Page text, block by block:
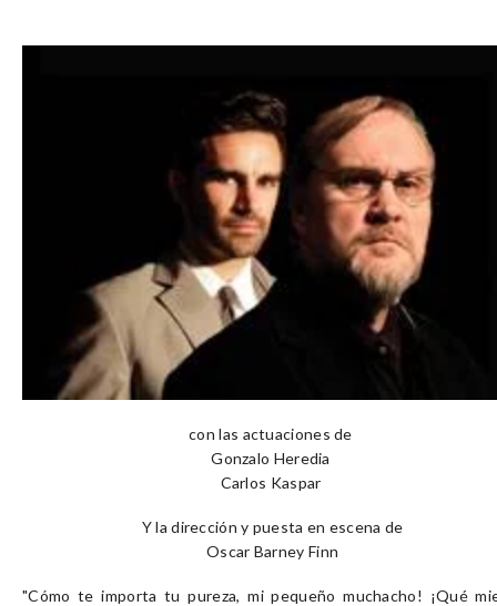
con las actuaciones de
Gonzalo Heredia
Carlos Kaspar
Y la dirección y puesta en escena de
Oscar Barney Finn
"Cómo te importa tu pureza, mi pequeño muchacho! ¡Qué